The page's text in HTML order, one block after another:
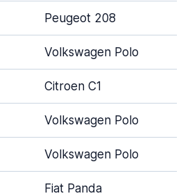
Peugeot 208
Volkswagen Polo
Citroen C1
Volkswagen Polo
Volkswagen Polo
Fiat Panda